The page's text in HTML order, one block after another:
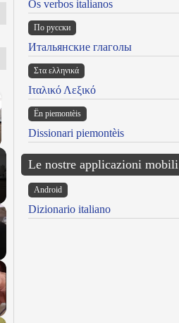
Os verbos italianos
По русски
Итальянские глаголы
Στα ελληνικά
Ιταλικό Λεξικό
Ën piemontèis
Dissionari piemontèis
Le nostre applicazioni mobili
Android
Dizionario italiano